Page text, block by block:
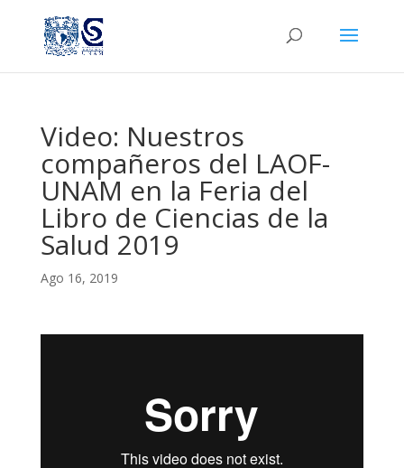
Video: Nuestros
compañeros del LAOF-
UNAM en la Feria del
Libro de Ciencias de la
Salud 2019
Ago 16, 2019